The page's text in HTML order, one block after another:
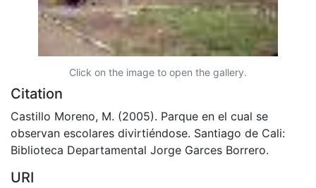
Click on the image to open the gallery.
Citation
Castillo Moreno, M. (2005). Parque en el cual se
observan escolares divirtiéndose. Santiago de Cali:
Biblioteca Departamental Jorge Garces Borrero.
URI